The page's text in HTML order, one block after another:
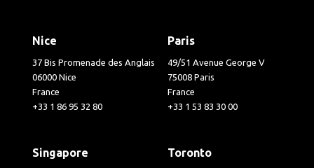
Nice
37 Bis Promenade des Anglais
06000 Nice
France
+33 1 86 95 32 80
Paris
49/51 Avenue George V
75008 Paris
France
+33 1 53 83 30 00
Singapore Toronto